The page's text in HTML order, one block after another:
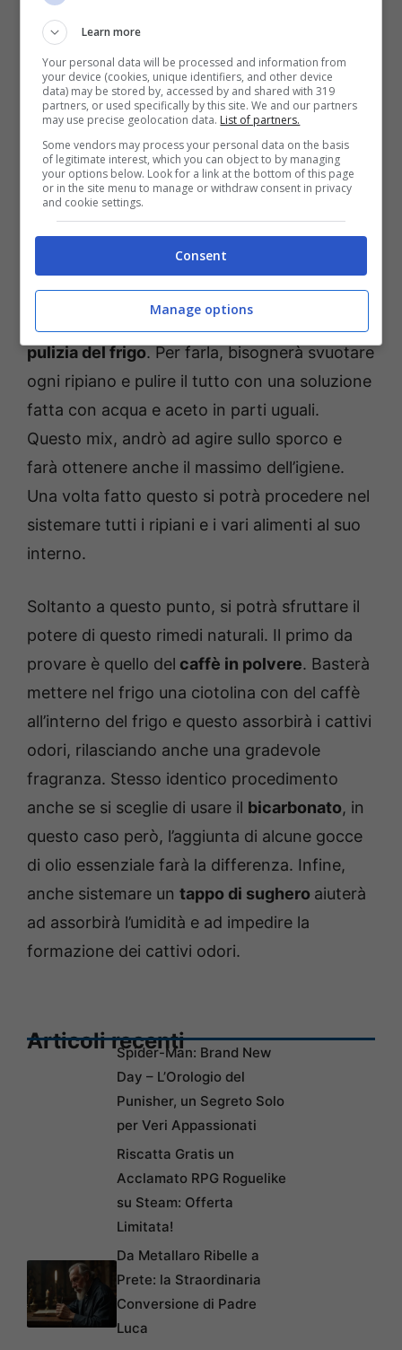
Come eliminare i cattivi odori dal frigo utilizzando solo rimedi
Prima di scoprire quali sono i rimedi naturali
efficaci contro i cattivi odori nel frigo, la
eseguire una corretta
pulizia del frigo. Per farla, bisognerà svuotare
ogni ripiano e pulire il tutto con una soluzione
fatta con acqua e aceto in parti uguali.
Questo mix, andrò ad agire sullo sporco e
farà ottenere anche il massimo dell’igiene.
Una volta fatto questo si potrà procedere nel
sistemare tutti i ripiani e i vari alimenti al suo
interno.
Soltanto a questo punto, si potrà sfruttare il
potere di questo rimedi naturali. Il primo da
provare è quello del caffè in polvere. Basterà
mettere nel frigo una ciotolina con del caffè
all’interno del frigo e questo assorbirà i cattivi
odori, rilasciando anche una gradevole
fragranza. Stesso identico procedimento
anche se si sceglie di usare il bicarbonato, in
questo caso però, l’aggiunta di alcune gocce
di olio essenziale farà la differenza. Infine,
anche sistemare un tappo di sughero aiuterà
ad assorbirà l’umidità e ad impedire la
formazione dei cattivi odori.
Articoli recentiSpider-Man: Brand New
Day – L’Orologio del
Punisher, un Segreto Solo
per Veri Appassionati
Riscatta Gratis un
Acclamato RPG Roguelike
su Steam: Offerta
Limitata!
Da Metallaro Ribelle a
Prete: la Straordinaria
Conversione di Padre
Luca
Learn more
Your personal data will be processed and information from
your device (cookies, unique identifiers, and other device
data) may be stored by, accessed by and shared with 319
partners, or used specifically by this site. We and our partners
may use precise geolocation data. List of partners.
Some vendors may process your personal data on the basis
of legitimate interest, which you can object to by managing
your options below. Look for a link at the bottom of this page
or in the site menu to manage or withdraw consent in privacy
and cookie settings.
Consent
Manage options